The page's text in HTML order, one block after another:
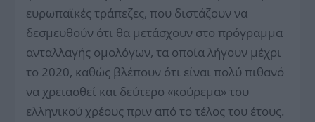
ευρωπαϊκές τράπεζες, που διστάζουν να
δεσμευθούν ότι θα μετάσχουν στο πρόγραμμα
ανταλλαγής ομολόγων, τα οποία λήγουν μέχρι
το 2020, καθώς βλέπουν ότι είναι πολύ πιθανό
να χρειασθεί και δεύτερο «κούρεμα» του
ελληνικού χρέους πριν από το τέλος του έτους.